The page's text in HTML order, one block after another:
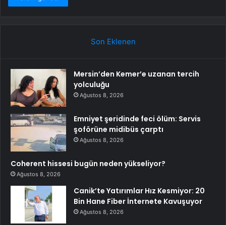
Son Eklenen
Mersin’den Kemer’e uzanan tercih
yolculuğu
Ağustos 8, 2026
Emniyet şeridinde feci ölüm: Servis
şoförüne midibüs çarptı
Ağustos 8, 2026
Coherent hissesi bugün neden yükseliyor?
Ağustos 8, 2026
Canik’te Yatırımlar Hız Kesmiyor: 20
Bin Hane Fiber İnternete Kavuşuyor
Ağustos 8, 2026